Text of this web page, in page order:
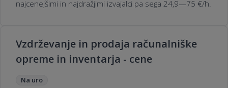
najcenejšimi in najdražjimi izvajalci pa sega 24,9—75 €/h.
Vzdrževanje in prodaja računalniške
opreme in inventarja - cene
Na uro